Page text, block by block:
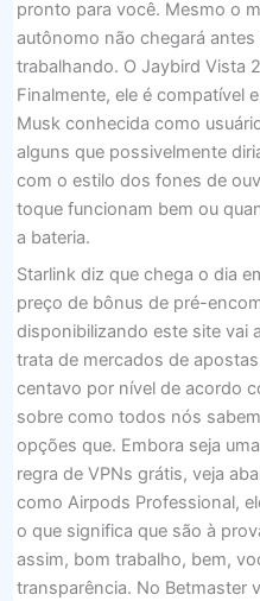
pronto para você. Mesmo o
autônomo não chegará
trabalhando. O Jaybird Vista
Finalmente, ele é compatível
Musk conhecida como
alguns que possivelmente
com o estilo dos fones de
toque funcionam bem ou
a bateria.
Starlink diz que chega o dia
preço de bônus de pré-
disponibilizando este site vai
trata de mercados de
centavo por nível de acordo
sobre como todos nós
opções que. Embora seja
regra de VPNs grátis, veja
como Airpods Professional,
o que significa que são à
assim, bom trabalho, bem,
transparência. No Betmaster